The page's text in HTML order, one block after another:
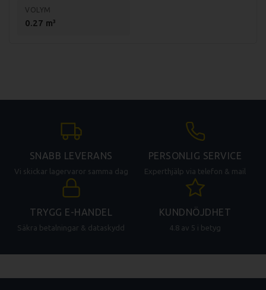
degen är färdig.
Effekt: 1100W
Anslutning: 230V, 1-fas
Mått: 435x750x810mm
Vikt (netto): 95kg
Vikt (brutto): 103kg
VOLYM
0.27 m³
SNABB LEVERANS
Vi skickar lagervaror samma dag
PERSONLIG SERVICE
Experthjälp via telefon & mail
TRYGG E-HANDEL
Säkra betalningar & dataskydd
KUNDNÖJDHET
4.8 av 5 i betyg